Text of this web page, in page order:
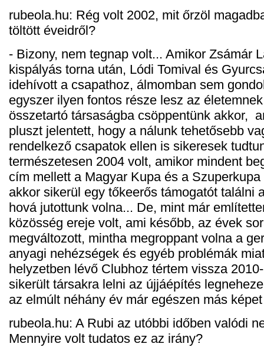
rubeola.hu: Rég volt 2002, mit őrzöl
töltött éveidről?
- Bizony, nem tegnap volt... Amikor Zsámár
kispályás torna után, Lódi Tomival és
idehívott a csapathoz, álmomban sem
egyszer ilyen fontos része lesz az
összetartó társaságba csöppentünk akkor,
pluszt jelentett, hogy a nálunk tehetősebb
rendelkező csapatok ellen is sikeresek
természetesen 2004 volt, amikor mindent
cím mellett a Magyar Kupa és a
akkor sikerül egy tőkeerős támogatót találni
hová jutottunk volna... De, mint már
közösség ereje volt, ami később, az évek
megváltozott, mintha megroppant volna a
anyagi nehézségek és egyéb problémák
helyzetben lévő Clubhoz tértem vissza
sikerült társakra lelni az újjáépítés
az elmúlt néhány év már egészen más
rubeola.hu: A Rubi az utóbbi időben valódi
Mennyire volt tudatos ez az irány?